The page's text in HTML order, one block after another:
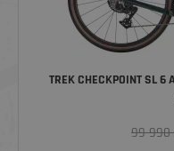
TREK CHECKPOINT SL 6
99 990